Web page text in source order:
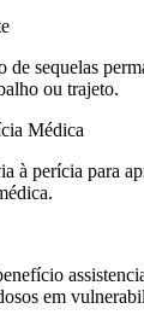
de sequelas
ou trajeto.
Médica
à perícia para
em